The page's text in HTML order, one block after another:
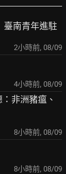
南青年進駐
2小時前, 08/09
4小時前, 08/09
非洲豬瘟、
8小時前, 08/09
8小時前, 08/09